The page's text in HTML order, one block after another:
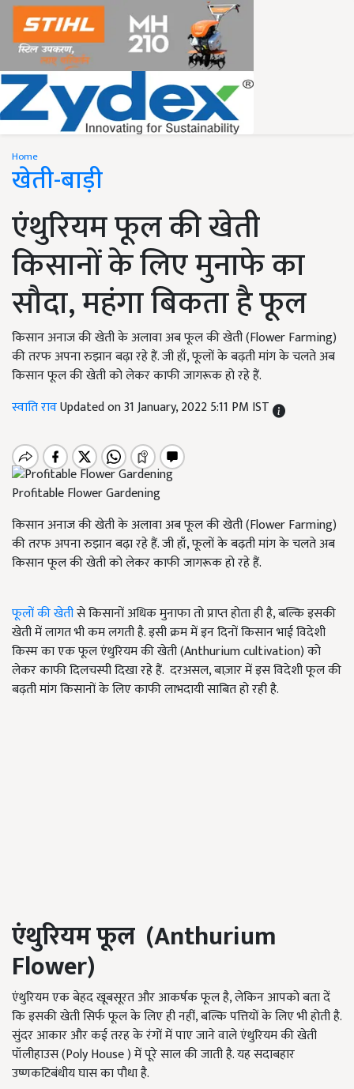
Home
खेती-बाड़ी
एंथुरियम फूल की खेती
किसानों के लिए मुनाफे का
सौदा, महंगा बिकता है फूल
किसान अनाज की खेती के अलावा अब फूल की खेती (Flower Farming)
की तरफ अपना रुझान बढ़ा रहे हैं. जी हाँ, फूलों के बढ़ती मांग के चलते अब
किसान फूल की खेती को लेकर काफी जागरूक हो रहे हैं.
स्वाति रावUpdated on 31 January, 2022 5:11 PM IST
Profitable Flower Gardening
किसान अनाज की खेती के अलावा अब फूल की खेती (Flower Farming)
की तरफ अपना रुझान बढ़ा रहे हैं. जी हाँ, फूलों के बढ़ती मांग के चलते अब
किसान फूल की खेती को लेकर काफी जागरूक हो रहे हैं.
फूलों की खेतीसे किसानों अधिक मुनाफा तो प्राप्त होता ही है, बल्कि इसकी
खेती में लागत भी कम लगती है. इसी क्रम में इन दिनों किसान भाई विदेशी
किस्म का एक फूल एंथुरियम की खेती (Anthurium cultivation) को
लेकर काफी दिलचस्पी दिखा रहे हैं. दरअसल, बाज़ार में इस विदेशी फूल की
बढ़ती मांग किसानों के लिए काफी लाभदायी साबित हो रही है.
एंथुरियम फूल (Anthurium
Flower)
एंथुरियम एक बेहद खूबसूरत और आकर्षक फूल है, लेकिन आपको बता दें
कि इसकी खेती सिर्फ फूल के लिए ही नहीं, बल्कि पत्तियों के लिए भी होती है.
सुंदर आकार और कई तरह के रंगों में पाए जाने वाले एंथुरियम की खेती
पॉलीहाउस (Poly House ) में पूरे साल की जाती है. यह सदाबहार
उष्णकटिबंधीय घास का पौधा है.